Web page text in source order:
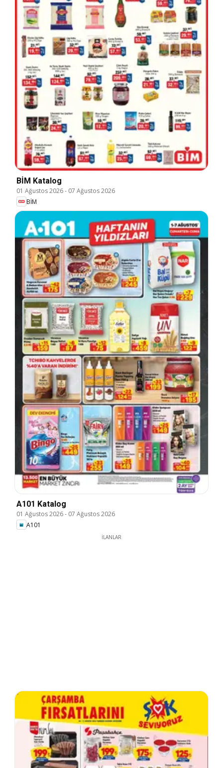
BİM Katalog
01 Ağustos 2026- 07 Ağustos 2026
BİM
A101 Katalog
01 Ağustos 2026- 07 Ağustos 2026
A101
İLANLAR